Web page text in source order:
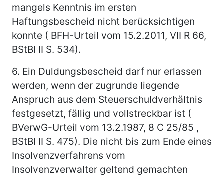
mangels Kenntnis im ersten
Haftungsbescheid nicht berücksichtigen
konnte ( BFH-Urteil vom 15.2.2011, VII R 66,
BStBl II S. 534).
6. Ein Duldungsbescheid darf nur erlassen
werden, wenn der zugrunde liegende
Anspruch aus dem Steuerschuldverhältnis
festgesetzt, fällig und vollstreckbar ist (
BVerwG-Urteil vom 13.2.1987, 8 C 25/85 ,
BStBl II S. 475). Die nicht bis zum Ende eines
Insolvenzverfahrens vom
Insolvenzverwalter geltend gemachten